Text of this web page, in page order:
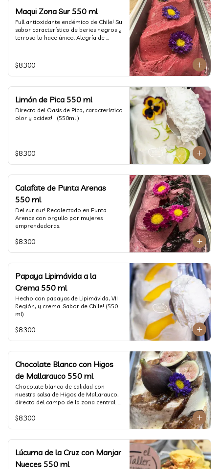
Maqui Zona Sur 550 ml
Full antioxidante endémico de Chile! Su
sabor característico de beries negros y
terroso lo hace único. Alegría de
$8.300
Limón de Pica 550 ml
Directo del Oasis de Pica, característico
olor y acidez!   (550ml )
$8.300
Calafate de Punta Arenas
550 ml
Del sur sur! Recolectado en Punta
Arenas con orgullo por mujeres
emprendedoras.
$8.300
Papaya Lipimávida a la
Crema 550 ml
Hecho con papayas de Lipimávida, VII
Región, y crema. Sabor de Chile! (550
ml)
$8.300
Chocolate Blanco con Higos
de Mallarauco 550 ml
Chocolate blanco de calidad con
nuestra salsa de Higos de Mallarauco,
directo del campo de la zona central.
$8.300
Lúcuma de la Cruz con Manjar
Nueces 550 ml